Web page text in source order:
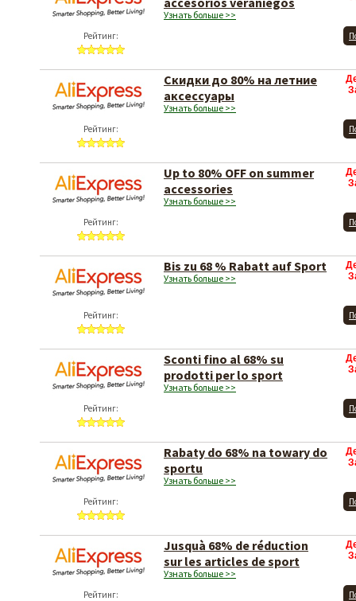
Рейтинг:
Узнать больше >>
Рейтинг:
Скидки до 80% на летние
аксессуары
Узнать больше >>
Рейтинг:
Up to 80% OFF on summer
accessories
Узнать больше >>
Рейтинг:
Bis zu 68 % Rabatt auf Sport
Узнать больше >>
Рейтинг:
Sconti fino al 68% su
prodotti per lo sport
Узнать больше >>
Рейтинг:
Rabaty do 68% na towary do
sportu
Узнать больше >>
Рейтинг:
Jusquà 68% de réduction
sur les articles de sport
Узнать больше >>